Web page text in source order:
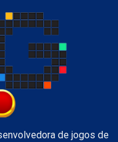
de jogos de